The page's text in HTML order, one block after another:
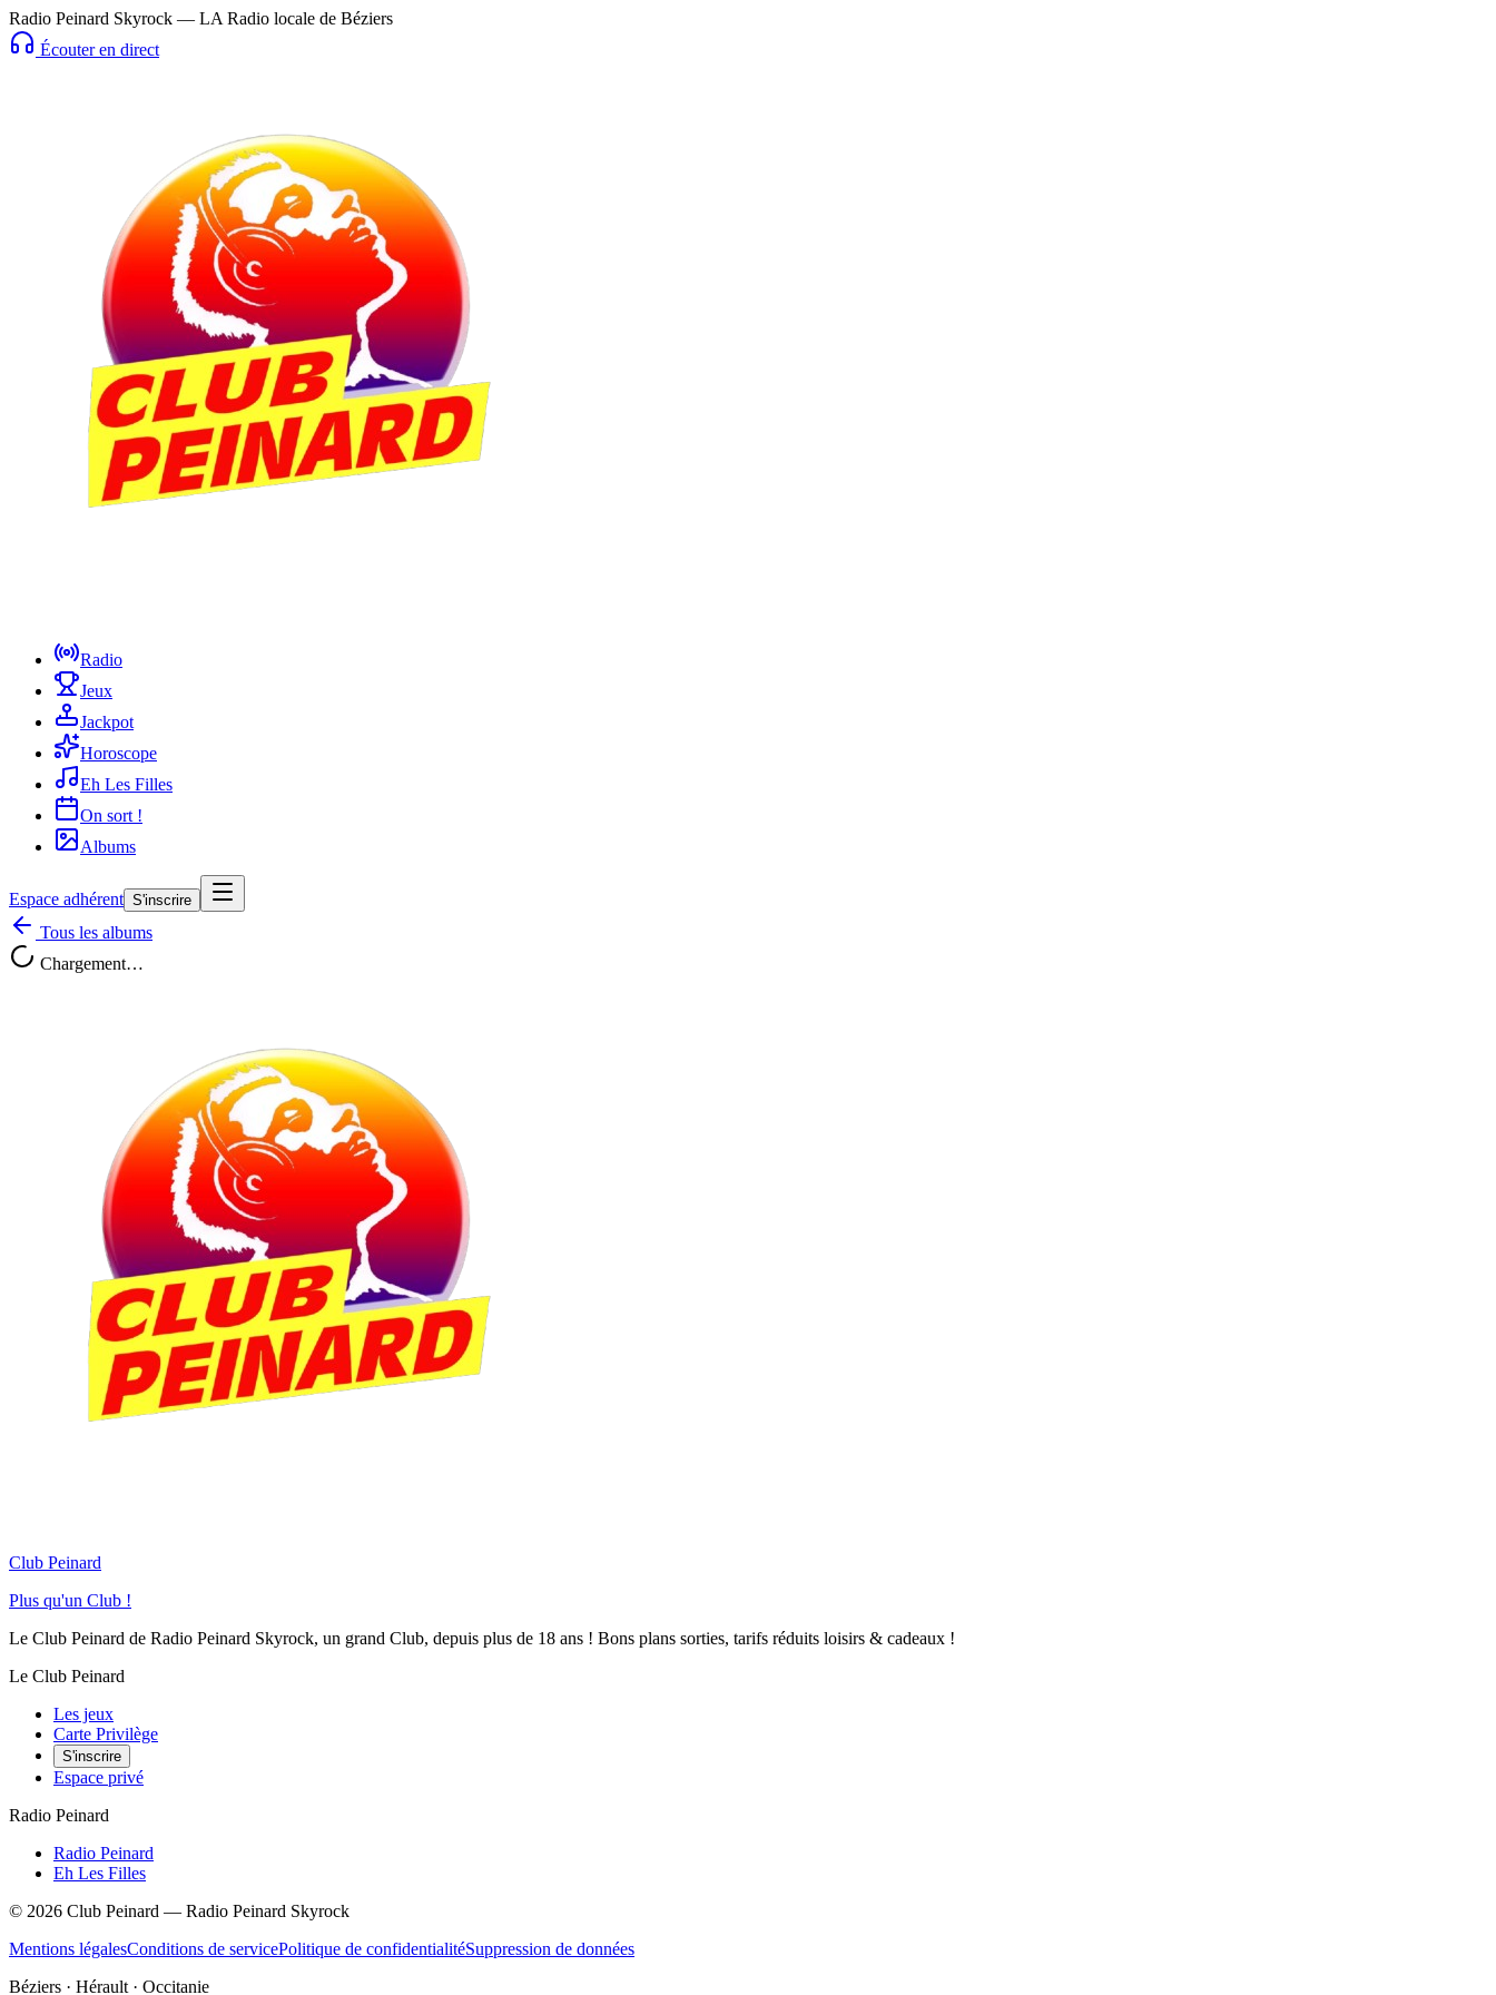
Radio Peinard Skyrock — LA Radio locale de Béziers
Écouter en direct
Radio
Jeux
Jackpot
Horoscope
Eh Les Filles
On sort !
Albums
Espace adhérent S'inscrire
Tous les albums
Chargement…
Club Peinard
Plus qu'un Club !
Le Club Peinard de Radio Peinard Skyrock, un grand Club, depuis plus de 18 ans ! Bons plans sorties, tarifs réduits loisirs & cadeaux !
Le Club Peinard
Les jeux
Carte Privilège
S'inscrire
Espace privé
Radio Peinard
Radio Peinard
Eh Les Filles
© 2026 Club Peinard — Radio Peinard Skyrock
Mentions légalesConditions de servicePolitique de confidentialitéSuppression de données
Béziers · Hérault · Occitanie